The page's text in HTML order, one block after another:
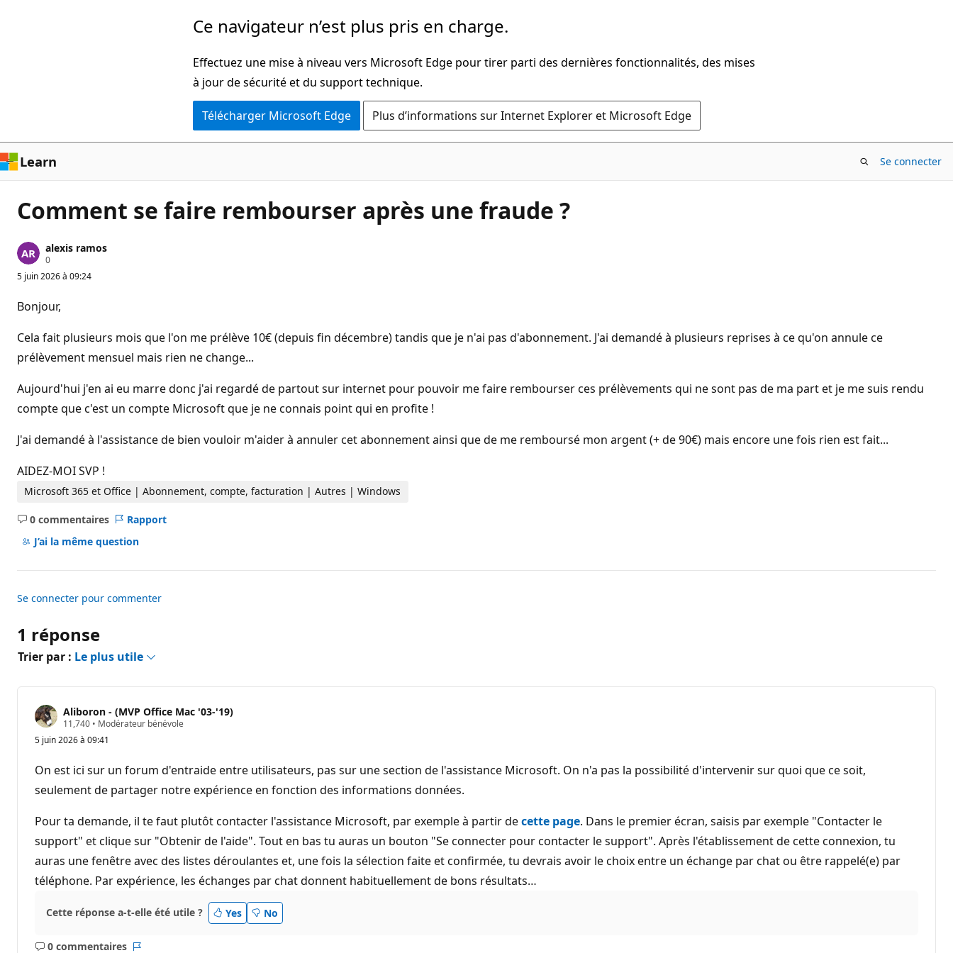
Ce navigateur n’est plus pris en charge.
Effectuez une mise à niveau vers Microsoft Edge pour tirer parti des dernières fonctionnalités, des mises
à jour de sécurité et du support technique.
Télécharger Microsoft Edge Plus d’informations sur Internet Explorer et Microsoft Edge
Learn Se connecter
Comment se faire rembourser après une fraude ?
alexis ramos
0P
i
t
s
e
r
é
p
t
t
n
5 juin 2026 à 09:24
Bonjour,
Cela fait plusieurs mois que l'on me prélève 10€ (depuis fin décembre) tandis que je n'ai pas d'abonnement. J'ai demandé à plusieurs reprises à ce qu'on annule ce
prélèvement mensuel mais rien ne change...
Aujourd'hui j'en ai eu marre donc j'ai regardé de partout sur internet pour pouvoir me faire rembourser ces prélèvements qui ne sont pas de ma part et je me suis rendu
compte que c'est un compte Microsoft que je ne connais point qui en profite !
J'ai demandé à l'assistance de bien vouloir m'aider à annuler cet abonnement ainsi que de me remboursé mon argent (+ de 90€) mais encore une fois rien est fait...
AIDEZ-MOI SVP !
Microsoft 365 et Office | Abonnement, compte, facturation | Autres | Windows
0 commentaires
Aucun
commentaire
Rapport
J’ai la même question
Se connecter pour commenter
1 réponse
Trier par : Le plus utile
Aliboron - (MVP Office Mac '03-'19)
11,740 P
i
t
s
d
e
é
p
u
a
• Modérateur bénévole
5 juin 2026 à 09:41
On est ici sur un forum d'entraide entre utilisateurs, pas sur une section de l'assistance Microsoft. On n'a pas la possibilité d'intervenir sur quoi que ce soit,
seulement de partager notre expérience en fonction des informations données.
Pour ta demande, il te faut plutôt contacter l'assistance Microsoft, par exemple à partir decette page. Dans le premier écran, saisis par exemple "Contacter le
support" et clique sur "Obtenir de l'aide". Tout en bas tu auras un bouton "Se connecter pour contacter le support". Après l'établissement de cette connexion, tu
auras une fenêtre avec des listes déroulantes et, une fois la sélection faite et confirmée, tu devrais avoir le choix entre un échange par chat ou être rappelé(e) par
téléphone. Par expérience, les échanges par chat donnent habituellement de bons résultats…
Cette réponse a-t-elle été utile ? Yes No
0 commentaires